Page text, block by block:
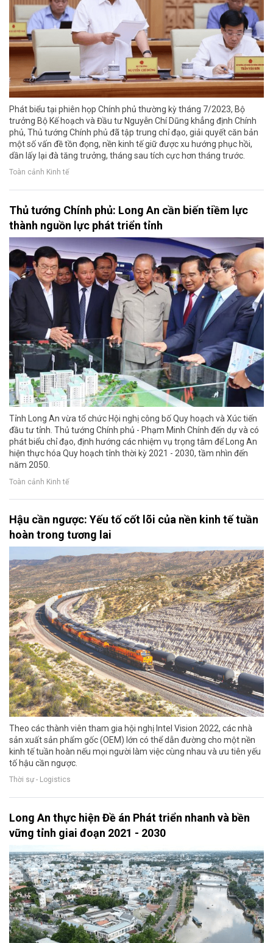
Phát biểu tại phiên họp Chính phủ thường kỳ tháng 7/2023, Bộ
trưởng Bộ Kế hoạch và Đầu tư Nguyễn Chí Dũng khẳng định Chính
phủ, Thủ tướng Chính phủ đã tập trung chỉ đạo, giải quyết căn bản
một số vấn đề tồn đọng, nền kinh tế giữ được xu hướng phục hồi,
dần lấy lại đà tăng trưởng, tháng sau tích cực hơn tháng trước.
Toàn cảnh Kinh tế
Thủ tướng Chính phủ: Long An cần biến tiềm lực
thành nguồn lực phát triển tỉnh
Tỉnh Long An vừa tổ chức Hội nghị công bố Quy hoạch và Xúc tiến
đầu tư tỉnh. Thủ tướng Chính phủ - Phạm Minh Chính đến dự và có
phát biểu chỉ đạo, định hướng các nhiệm vụ trọng tâm để Long An
hiện thực hóa Quy hoạch tỉnh thời kỳ 2021 - 2030, tầm nhìn đến
năm 2050.
Toàn cảnh Kinh tế
Hậu cần ngược: Yếu tố cốt lõi của nền kinh tế tuần
hoàn trong tương lai
Theo các thành viên tham gia hội nghị Intel Vision 2022, các nhà
sản xuất sản phẩm gốc (OEM) lớn có thể dẫn đường cho một nền
kinh tế tuần hoàn nếu mọi người làm việc cùng nhau và ưu tiên yếu
tố hậu cần ngược.
Thời sự - Logistics
Long An thực hiện Đề án Phát triển nhanh và bền
vững tỉnh giai đoạn 2021 - 2030